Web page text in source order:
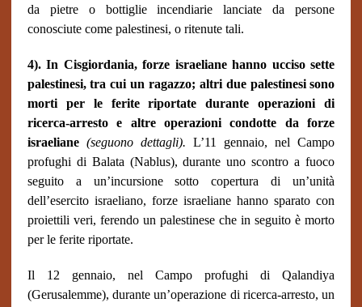
da pietre o bottiglie incendiarie lanciate da persone
conosciute come palestinesi, o ritenute tali.
4). In Cisgiordania, forze israeliane hanno ucciso sette
palestinesi, tra cui un ragazzo; altri due palestinesi sono
morti per le ferite riportate durante operazioni di
ricerca-arresto e altre operazioni condotte da forze
israeliane (seguono dettagli). L’11 gennaio, nel Campo
profughi di Balata (Nablus), durante uno scontro a fuoco
seguito a un’incursione sotto copertura di un’unità
dell’esercito israeliano, forze israeliane hanno sparato con
proiettili veri, ferendo un palestinese che in seguito è morto
per le ferite riportate.
Il 12 gennaio, nel Campo profughi di Qalandiya
(Gerusalemme), durante un’operazione di ricerca-arresto, un